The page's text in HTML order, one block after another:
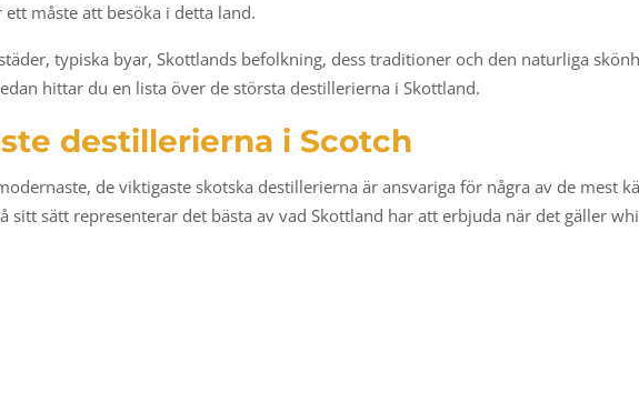
måste att besöka i detta land.
typiska byar, Skottlands befolkning, dess traditioner och den naturliga
hittar du en lista över de största destillerierna i Skottland.
destillerierna i Scotch
de viktigaste skotska destillerierna är ansvariga för några av de mest
sitt sätt representerar det bästa av vad Skottland har att erbjuda när det gäller